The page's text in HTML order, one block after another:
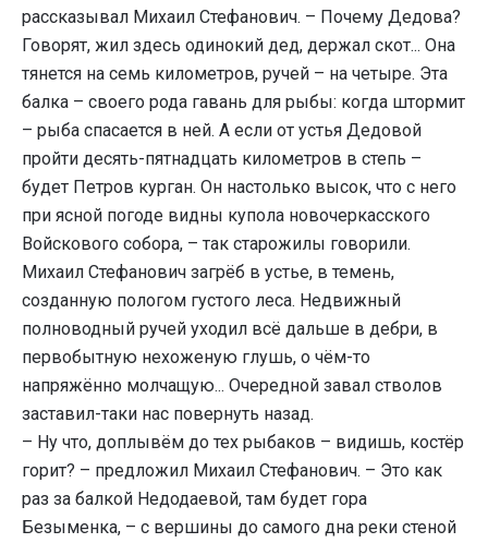
рассказывал Михаил Стефанович. – Почему Дедова?
Говорят, жил здесь одинокий дед, держал скот... Она
тянется на семь километров, ручей – на четыре. Эта
балка – своего рода гавань для рыбы: когда штормит
– рыба спасается в ней. А если от устья Дедовой
пройти десять-пятнадцать километров в степь –
будет Петров курган. Он настолько высок, что с него
при ясной погоде видны купола новочеркасского
Войскового собора, – так старожилы говорили.
Михаил Стефанович загрёб в устье, в темень,
созданную пологом густого леса. Недвижный
полноводный ручей уходил всё дальше в дебри, в
первобытную нехоженую глушь, о чём-то
напряжённо молчащую... Очередной завал стволов
заставил-таки нас повернуть назад.
– Ну что, доплывём до тех рыбаков – видишь, костёр
горит? – предложил Михаил Стефанович. – Это как
раз за балкой Недодаевой, там будет гора
Безыменка, – с вершины до самого дна реки стеной